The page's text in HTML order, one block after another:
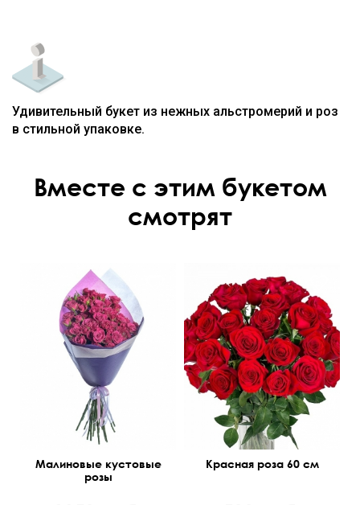
Удивительный букет из нежных альстромерий и роз
в стильной упаковке.
Вместе с этим букетом
смотрят
Малиновые кустовые
розы
Красная роза 60 см